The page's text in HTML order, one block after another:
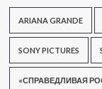
ARIANA GRANDE
SONY PICTURES
«СПРАВЕДЛИВАЯ